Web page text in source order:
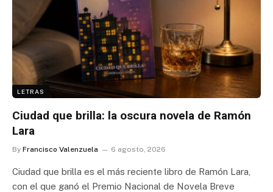
LETRAS
Ciudad que brilla: la oscura novela de Ramón
Lara
By Francisco Valenzuela 6 agosto, 2026
Ciudad que brilla es el más reciente libro de Ramón Lara,
con el que ganó el Premio Nacional de Novela Breve